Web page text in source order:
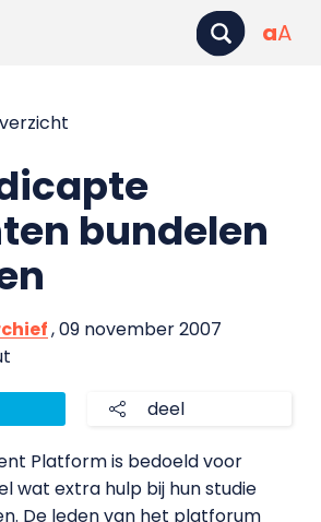
aA
bundelen
, 09 november 2007
deel
Platform is bedoeld voor
wat extra hulp bij hun studie
De leden van het platforum